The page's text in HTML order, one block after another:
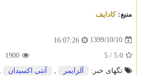
منبع:كادایف
1399/10/10
16:07:26
5.0
/
5
1900
تگهای خبر:
آلزایمر آنتی اكسیدان